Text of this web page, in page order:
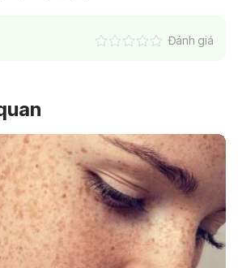
Đánh giá